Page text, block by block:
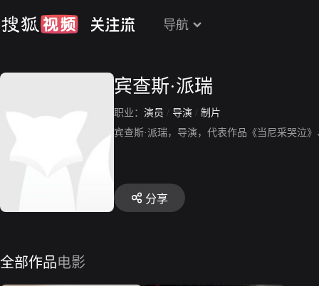
导航
宾查斯·派瑞
职业： 演员 / 导演 / 制片
宾查斯·派瑞，导演，代表作品《当尼采哭泣
分享
全部作品电影